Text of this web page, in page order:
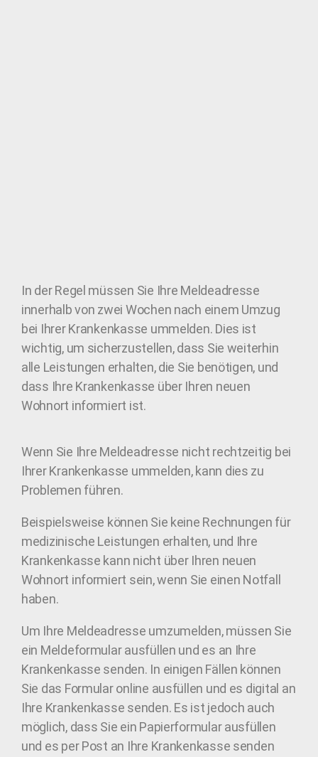
In der Regel müssen Sie Ihre Meldeadresse
innerhalb von zwei Wochen nach einem Umzug
bei Ihrer Krankenkasse ummelden. Dies ist
wichtig, um sicherzustellen, dass Sie weiterhin
alle Leistungen erhalten, die Sie benötigen, und
dass Ihre Krankenkasse über Ihren neuen
Wohnort informiert ist.
Wenn Sie Ihre Meldeadresse nicht rechtzeitig bei
Ihrer Krankenkasse ummelden, kann dies zu
Problemen führen.
Beispielsweise können Sie keine Rechnungen für
medizinische Leistungen erhalten, und Ihre
Krankenkasse kann nicht über Ihren neuen
Wohnort informiert sein, wenn Sie einen Notfall
haben.
Um Ihre Meldeadresse umzumelden, müssen Sie
ein Meldeformular ausfüllen und es an Ihre
Krankenkasse senden. In einigen Fällen können
Sie das Formular online ausfüllen und es digital an
Ihre Krankenkasse senden. Es ist jedoch auch
möglich, dass Sie ein Papierformular ausfüllen
und es per Post an Ihre Krankenkasse senden